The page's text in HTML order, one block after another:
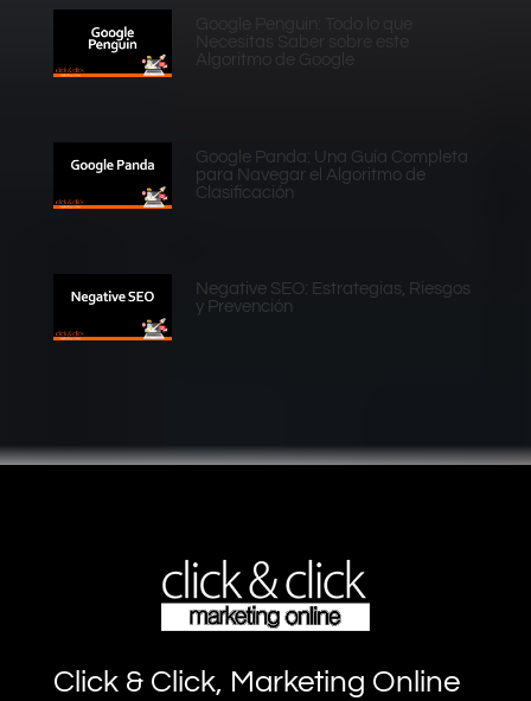
Google Panda: Una Guía Completa
para Navegar el Algoritmo de
Clasificación
Negative SEO: Estrategias, Riesgos
y Prevención
Click & Click, Marketing Online